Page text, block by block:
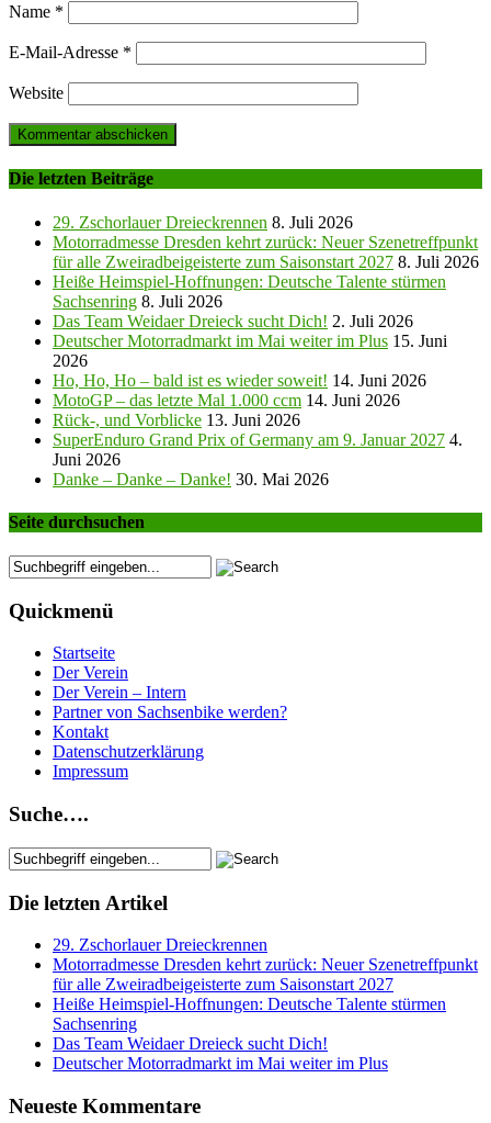
Name *
E-Mail-Adresse *
Website
Die letzten Beiträge
29. Zschorlauer Dreieckrennen 8. Juli 2026
Motorradmesse Dresden kehrt zurück: Neuer Szenetreffpunkt
für alle Zweiradbeigeisterte zum Saisonstart 2027 8. Juli 2026
Heiße Heimspiel-Hoffnungen: Deutsche Talente stürmen
Sachsenring 8. Juli 2026
Das Team Weidaer Dreieck sucht Dich! 2. Juli 2026
Deutscher Motorradmarkt im Mai weiter im Plus 15. Juni
2026
Ho, Ho, Ho – bald ist es wieder soweit! 14. Juni 2026
MotoGP – das letzte Mal 1.000 ccm 14. Juni 2026
Rück-, und Vorblicke 13. Juni 2026
SuperEnduro Grand Prix of Germany am 9. Januar 2027 4.
Juni 2026
Danke – Danke – Danke! 30. Mai 2026
Seite durchsuchen
Quickmenü
Startseite
Der Verein
Der Verein – Intern
Partner von Sachsenbike werden?
Kontakt
Datenschutzerklärung
Impressum
Suche….
Die letzten Artikel
29. Zschorlauer Dreieckrennen
Motorradmesse Dresden kehrt zurück: Neuer Szenetreffpunkt
für alle Zweiradbeigeisterte zum Saisonstart 2027
Heiße Heimspiel-Hoffnungen: Deutsche Talente stürmen
Sachsenring
Das Team Weidaer Dreieck sucht Dich!
Deutscher Motorradmarkt im Mai weiter im Plus
Neueste Kommentare